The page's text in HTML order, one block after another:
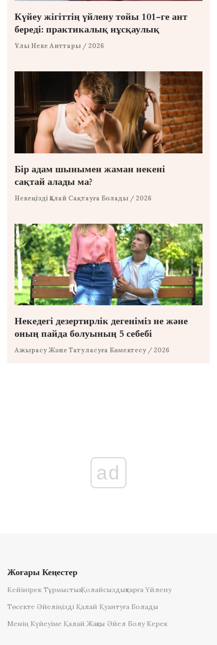
Күйеу жігіттің үйлену тойы 101-ге ант
береді: практикалық нұсқаулық
Ұлы Неке Анттары / 2026
Бір адам шынымен жаман некені
сақтай алады ма?
Некеңізді Қалай Сақтауға Болады / 2026
Некедегі дезертирлік дегеніміз не және
оның пайда болуының 5 себебі
Ажырасу Және Татуласуға Көмектесу / 2026
ad
Жоғары Кеңестер
Кейінірек Тұрмыстық Қолайсыздықтарға Үйлену
Төсекте Әйеліңізді Қалай Қуантуға Болады
Менің Күйеуіме Қалай Жақсы Әйел Болу Керек